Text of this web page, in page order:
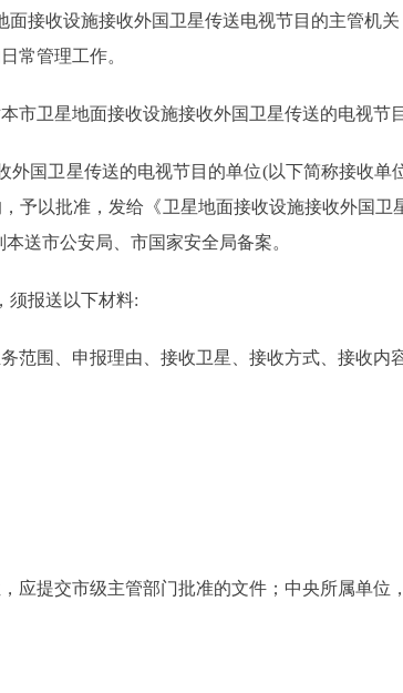
收设施接收外国卫星传送电视节目的主管机关
常管理工作。
卫星地面接收设施接收外国卫星传送的电视节
卫星传送的电视节目的单位(以下简称接收单
予以批准，发给《卫星地面接收设施接收外国
送市公安局、市国家安全局备案。
报送以下材料:
围、申报理由、接收卫星、接收方式、接收内
提交市级主管部门批准的文件；中央所属单位